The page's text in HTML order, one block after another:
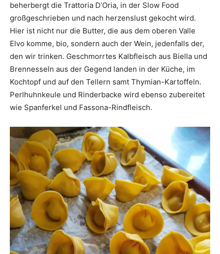
beherbergt die Trattoria D’Oria, in der Slow Food
großgeschrieben und nach herzenslust gekocht wird.
Hier ist nicht nur die Butter, die aus dem oberen Valle
Elvo komme, bio, sondern auch der Wein, jedenfalls der,
den wir trinken. Geschmorrtes Kalbfleisch aus Biella und
Brennesseln aus der Gegend landen in der Küche, im
Kochtopf und auf den Tellern samt Thymian-Kartoffeln.
Perlhuhnkeule und Rinderbacke wird ebenso zubereitet
wie Spanferkel und Fassona-Rindfleisch.